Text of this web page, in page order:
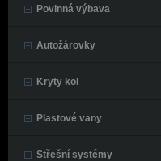
Povinná výbava
Autožárovky
Kryty kol
Plastové vany
Střešní systémy